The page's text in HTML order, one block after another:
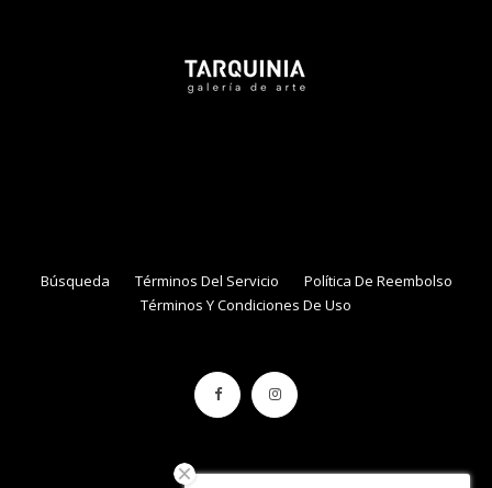
Búsqueda Términos Del Servicio
Política De Reembolso
Términos Y Condiciones De Uso